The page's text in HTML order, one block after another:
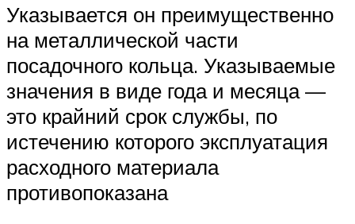
Указывается он преимущественно
на металлической части
посадочного кольца. Указываемые
значения в виде года и месяца —
это крайний срок службы, по
истечению которого эксплуатация
расходного материала
противопоказана